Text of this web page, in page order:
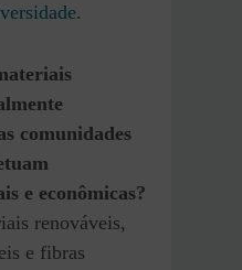
.
comunidades
e econômicas?
renováveis,
e fibras